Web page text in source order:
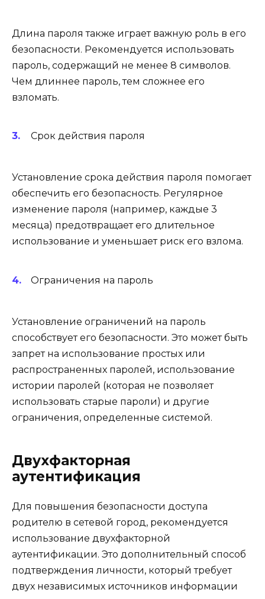
Длина пароля также играет важную роль в его
безопасности. Рекомендуется использовать
пароль, содержащий не менее 8 символов.
Чем длиннее пароль, тем сложнее его
взломать.
Срок действия пароля
Установление срока действия пароля помогает
обеспечить его безопасность. Регулярное
изменение пароля (например, каждые 3
месяца) предотвращает его длительное
использование и уменьшает риск его взлома.
Ограничения на пароль
Установление ограничений на пароль
способствует его безопасности. Это может быть
запрет на использование простых или
распространенных паролей, использование
истории паролей (которая не позволяет
использовать старые пароли) и другие
ограничения, определенные системой.
Двухфакторная
аутентификация
Для повышения безопасности доступа
родителю в сетевой город, рекомендуется
использование двухфакторной
аутентификации. Это дополнительный способ
подтверждения личности, который требует
двух независимых источников информации